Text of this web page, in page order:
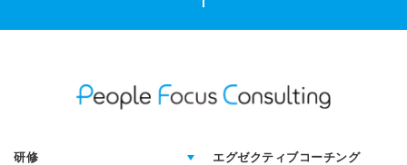
研修 エグゼクティブコーチング